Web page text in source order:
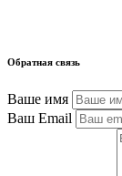
Обратная связь
Ваше имя
Ваш Email